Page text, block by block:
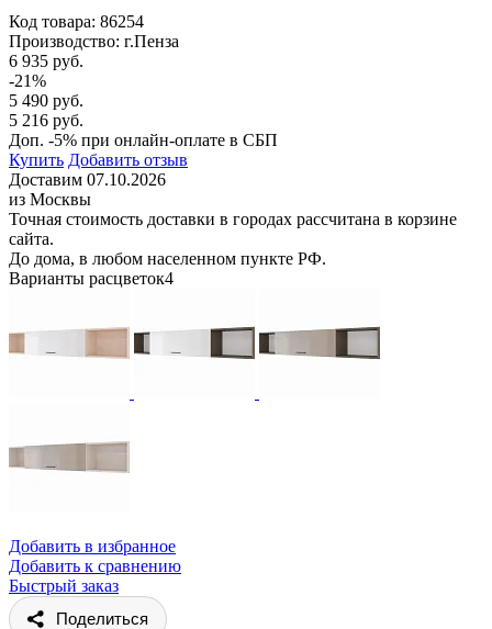
Код товара: 86254
Производство: г.Пенза
6 935 руб.
-21%
5 490 руб.
5 216 руб.
Доп. -5% при онлайн-оплате в СБП
Купить Добавить отзыв
Доставим 07.10.2026
из Москвы
Точная стоимость доставки в городах рассчитана в корзине
сайта.
До дома, в любом населенном пункте РФ.
Варианты расцветок4
Добавить в избранное
Добавить к сравнению
Быстрый заказ
Поделиться